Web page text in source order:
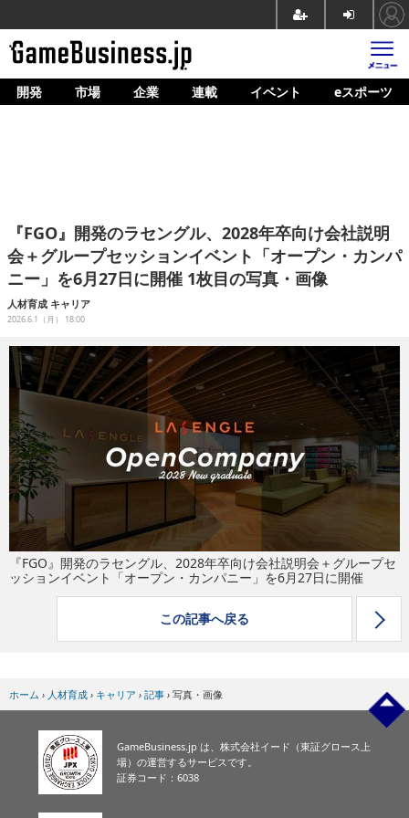
ホーム
企業動向
人材育成
産業政策
連載
イベント/セミナー
eスポーツ
開発 市場 企業 連載 イベント eスポーツ
『FGO』開発のラセングル、2028年卒向け会社説明
会＋グループセッションイベント「オープン・カンパ
ニー」を6月27日に開催 1枚目の写真・画像
人材育成 キャリア
2026.6.1（月） 18:00
『FGO』開発のラセングル、2028年卒向け会社説明会＋グループセ
ッションイベント「オープン・カンパニー」を6月27日に開催
この記事へ戻る
ホーム › 人材育成 › キャリア › 記事 › 写真・画像
GameBusiness.jp は、株式会社イード（東証グロース上
場）の運営するサービスです。
証券コード：6038